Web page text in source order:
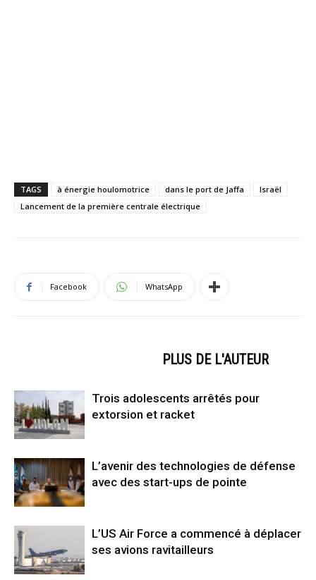
TAGS à énergie houlomotrice dans le port de Jaffa
Israël
Lancement de la première centrale électrique
Facebook WhatsApp
PLUS DE L'AUTEUR
Trois adolescents arrêtés pour
extorsion et racket
L’avenir des technologies de défense
avec des start-ups de pointe
L’US Air Force a commencé à déplacer
ses avions ravitailleurs